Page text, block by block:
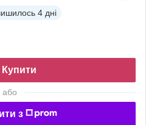
4 дні
Купити
або
з